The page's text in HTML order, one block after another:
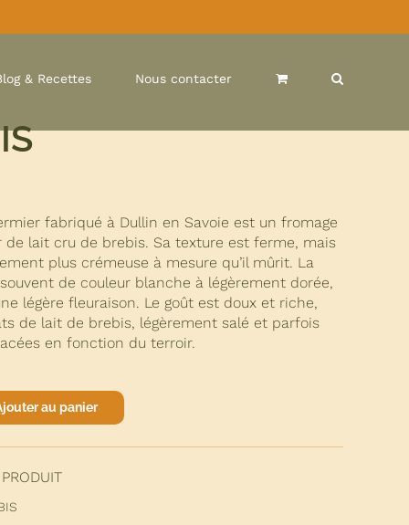
& Recettes Nous contacter
fabriqué à Dullin en Savoie est un fromage
de lait cru de brebis. Sa texture est ferme, mais
plus crémeuse à mesure qu’il mûrit. La
de couleur blanche à légèrement dorée,
légère fleuraison. Le goût est doux et riche,
de lait de brebis, légèrement salé et parfois
en fonction du terroir.
au panier